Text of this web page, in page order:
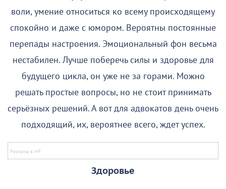
воли, умение относиться ко всему происходящему
спокойно и даже с юмором. Вероятны постоянные
перепады настроения. Эмоциональный фон весьма
нестабилен. Лучше поберечь силы и здоровье для
будущего цикла, он уже не за горами. Можно
решать простые вопросы, но не стоит принимать
серьёзных решений. А вот для адвокатов день очень
подходящий, их, вероятнее всего, ждет успех.
Здоровье